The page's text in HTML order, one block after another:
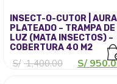
INSECT-O-CUTOR | AURA
PLATEADO – TRAMPA DE
LUZ (MATA INSECTOS) –
COBERTURA 40 M2
S/ 1,400.00 El
S/